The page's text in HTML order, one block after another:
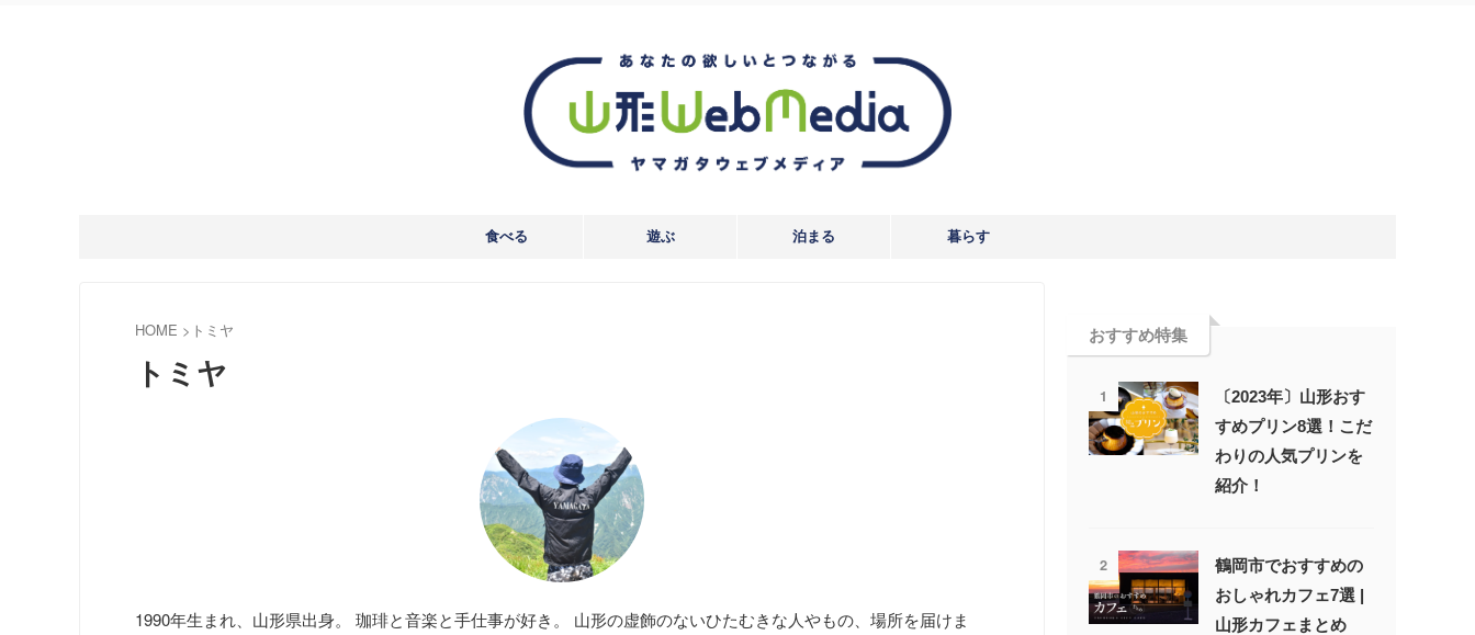
食べる 遊ぶ 泊まる 暮らす
HOME > トミヤ
トミヤ
1990年生まれ、山形県出身。 珈琲と音楽と手仕事が好き。 山形の虚飾のないひたむきな人やもの、場所を届けま
おすすめ特集
1
〔2023年〕山形おす
すめプリン8選！こだ
わりの人気プリンを
紹介！
2
鶴岡市でおすすめの
おしゃれカフェ7選 |
山形カフェまとめ